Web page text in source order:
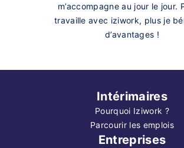
m’accompagne au jour le jour.
travaille avec iziwork, plus je
d’avantages !
Intérimaires
Pourquoi Iziwork ?
Parcourir les emplois
Entreprises